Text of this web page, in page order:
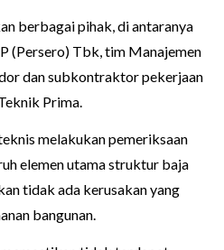
berbagai pihak, di antaranya
(Persero) Tbk, tim Manajemen
dan subkontraktor pekerjaan
Prima.
melakukan pemeriksaan
elemen utama struktur baja
tidak ada kerusakan yang
bangunan.